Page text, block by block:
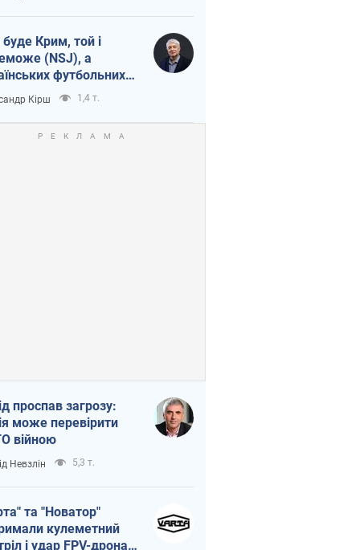
Крим, той і
(NSJ), а
футбольних
можуть
вбивцями
Кірш 1,4 т.
проспав загрозу:
може перевірити
війною
Невзлін 5,3 т.
та "Новатор"
кулеметний
і удар FPV-дрона,